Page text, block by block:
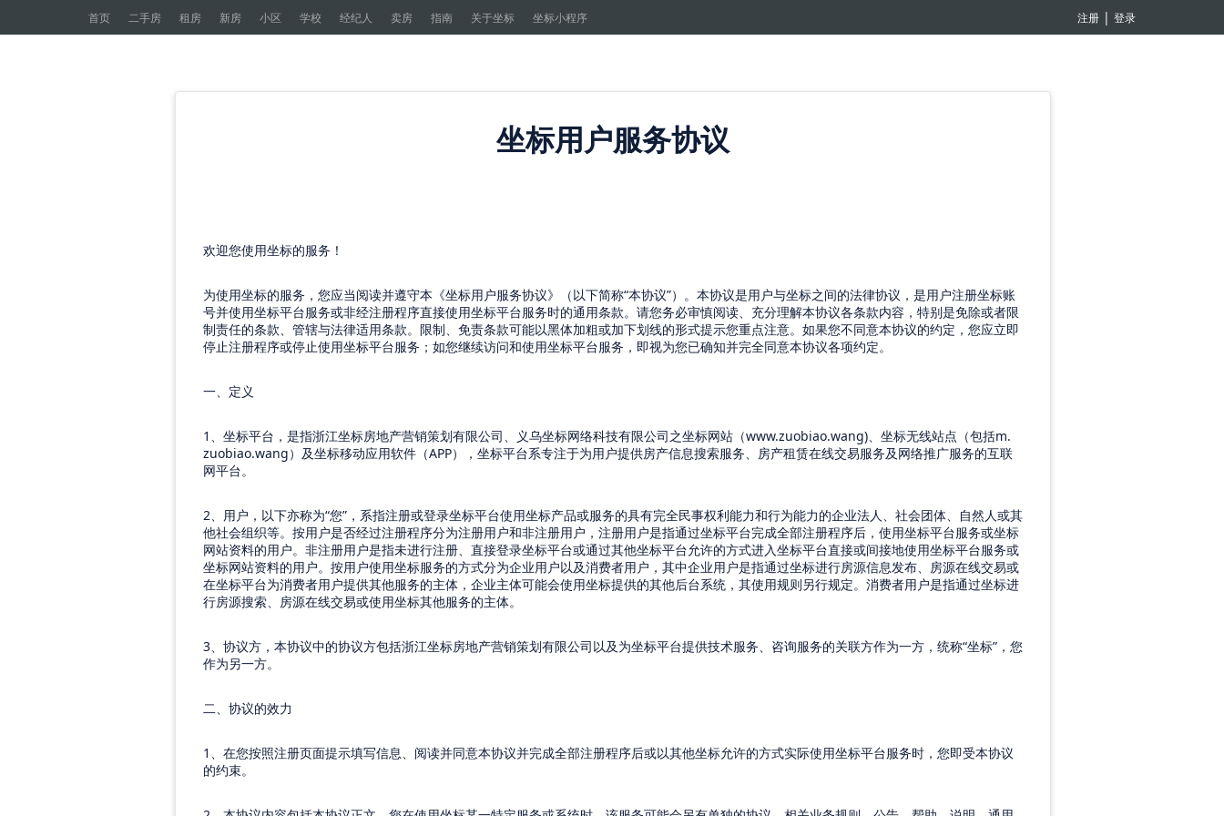
首页 二手房 租房 新房 小区 学校 经纪人 卖房 指南 关于坐标 坐标小程序 注册 | 登录
坐标用户服务协议
欢迎您使用坐标的服务！
为使用坐标的服务，您应当阅读并遵守本《坐标用户服务协议》（以下简称“本协议”）。本协议是用户与坐标之间的法律协议，是用户注册坐标账
号并使用坐标平台服务或非经注册程序直接使用坐标平台服务时的通用条款。请您务必审慎阅读、充分理解本协议各条款内容，特别是免除或者限
制责任的条款、管辖与法律适用条款。限制、免责条款可能以黑体加粗或加下划线的形式提示您重点注意。如果您不同意本协议的约定，您应立即
停止注册程序或停止使用坐标平台服务；如您继续访问和使用坐标平台服务，即视为您已确知并完全同意本协议各项约定。
一、定义
1 、坐标平台，是指浙江坐标房地产营销策划有限公司、义乌坐标网络科技有限公司之坐标网站（www.zuobiao.wang)、坐标无线站点（包括m.
zuobiao.wang）及坐标移动应用软件（APP），坐标平台系专注于为用户提供房产信息搜索服务、房产租赁在线交易服务及网络推广服务的互联
网平台。
2、用户，以下亦称为“您” ，系指注册或登录坐标平台使用坐标产品或服务的具有完全民事权利能力和行为能力的企业法人、社会团体、自然人或其
他社会组织等。按用户是否经过注册程序分为注册用户和非注册用户，注册用户是指通过坐标平台完成全部注册程序后，使用坐标平台服务或坐标
网站资料的用户。非注册用户是指未进行注册、直接登录坐标平台或通过其他坐标平台允许的方式进入坐标平台直接或间接地使用坐标平台服务或
坐标网站资料的用户。按用户使用坐标服务的方式分为企业用户以及消费者用户，其中企业用户是指通过坐标进行房源信息发布、房源在线交易或
在坐标平台为消费者用户提供其他服务的主体，企业主体可能会使用坐标提供的其他后台系统，其使用规则另行规定。消费者用户是指通过坐标进
行房源搜索、房源在线交易或使用坐标其他服务的主体。
3、协议方，本协议中的协议方包括浙江坐标房地产营销策划有限公司以及为坐标平台提供技术服务、咨询服务的关联方作为一方，统称“坐标” ，您
作为另一方。
二、协议的效力
1 、在您按照注册页面提示填写信息、阅读并同意本协议并完成全部注册程序后或以其他坐标允许的方式实际使用坐标平台服务时，您即受本协议
的约束。